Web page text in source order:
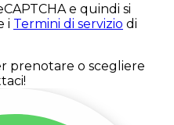
e quindi si
i Termini di servizio di
prenotare o scegliere